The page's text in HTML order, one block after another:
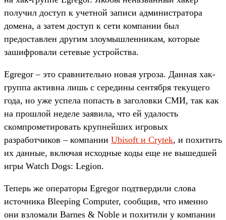
получил доступ к учетной записи администратора
домена, а затем доступ к сети компании был
предоставлен другим злоумышленникам, которые
зашифровали сетевые устройства.
Egregor – это сравнительно новая угроза. Данная хак-
группа активна лишь с середины сентября текущего
года, но уже успела попасть в заголовки СМИ, так как
на прошлой неделе заявила, что ей удалость
скомпрометировать крупнейших игровых
разработчиков – компании Ubisoft и Crytek, и похитить
их данные, включая исходные коды еще не вышедшей
игры Watch Dogs: Legion.
Теперь же операторы Egregor подтвердили слова
источника Bleeping Computer, сообщив, что именно
они взломали Barnes & Noble и похитили у компании